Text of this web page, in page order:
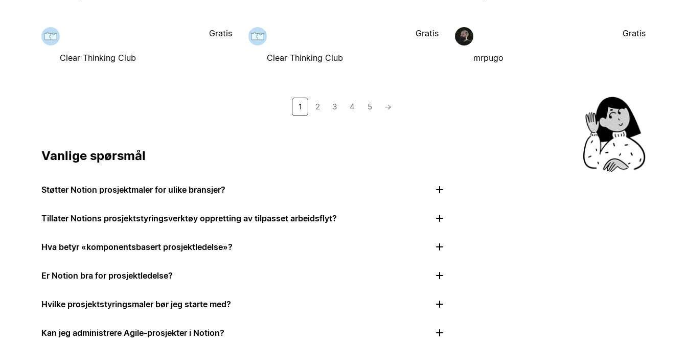
Clear Thinking Club
Gratis
Clear Thinking Club
Gratis
mrpugo
Gratis
1 2 3 4 5 →
Vanlige spørsmål
Støtter Notion prosjektmaler for ulike bransjer?
Tillater Notions prosjektstyringsverktøy oppretting av tilpasset arbeidsflyt?
Hva betyr «komponentsbasert prosjektledelse»?
Er Notion bra for prosjektledelse?
Hvilke prosjektstyringsmaler bør jeg starte med?
Kan jeg administrere Agile-prosjekter i Notion?